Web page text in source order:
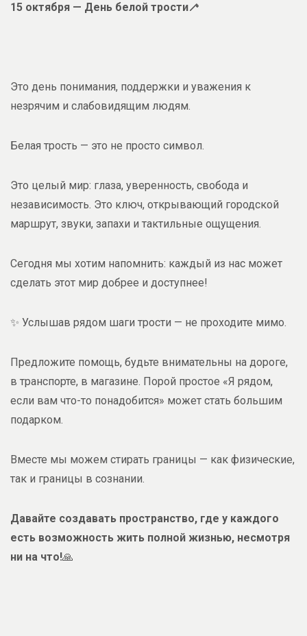
15 октября — День белой трости🦯
Это день понимания, поддержки и уважения к
незрячим и слабовидящим людям.
Белая трость — это не просто символ.
Это целый мир: глаза, уверенность, свобода и
независимость. Это ключ, открывающий городской
маршрут, звуки, запахи и тактильные ощущения.
Сегодня мы хотим напомнить: каждый из нас может
сделать этот мир добрее и доступнее!
✨ Услышав рядом шаги трости — не проходите мимо.
Предложите помощь, будьте внимательны на дороге,
в транспорте, в магазине. Порой простое «Я рядом,
если вам что-то понадобится» может стать большим
подарком.
Вместе мы можем стирать границы — как физические,
так и границы в сознании.
Давайте создавать пространство, где у каждого
есть возможность жить полной жизнью, несмотря
ни на что!🙏